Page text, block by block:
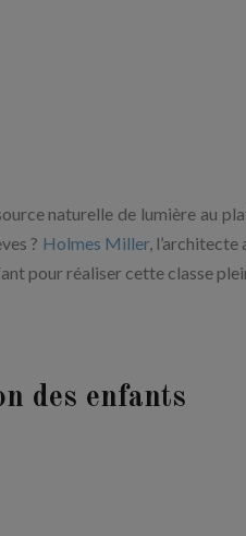
naturelle de lumière au
? Holmes Miller, l’architecte
pour réaliser cette classe
des enfants